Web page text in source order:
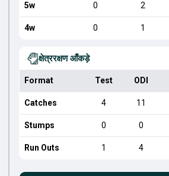
5w 0 2
4w 0 1
क्षेत्ररक्षण आँकड़े
Format Test ODI
Catches 4 11
Stumps 0 0
Run Outs 1 4